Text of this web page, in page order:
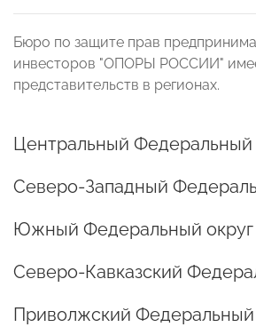
Бюро по защите прав
инвесторов "ОПОРЫ РОССИИ"
представительств в регионах.
Центральный Федеральный
Северо-Западный
Южный Федеральный округ
Северо-Кавказский
Приволжский Федеральный